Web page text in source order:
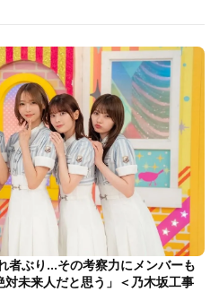
者ぶり…その考察力にメンバーも
未来人だと思う」＜乃木坂工事